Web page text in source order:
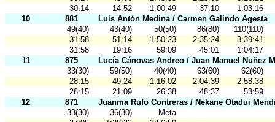
30:14
14:52 1:00:49 37:10
1:03:16
10
881
Luis Antón Medina / Carmen Galindo Agesta
49(40)
43(40) 50(50) 86(80)
110(110)
31:58
51:14 1:50:23 2:35:24
3:39:41
31:58
19:16 59:09 45:01
1:04:17
11
875
Lucía Cánovas Andreo / Juan Manuel Nuñez
33(30)
59(50) 40(40) 63(60)
62(60)
28:15
49:24 1:16:02 2:04:39
2:58:38
28:15
21:09 26:38 48:37
53:59
12
871
Juanma Rufo Contreras / Nekane Otadui
33(30)
36(30)
Meta